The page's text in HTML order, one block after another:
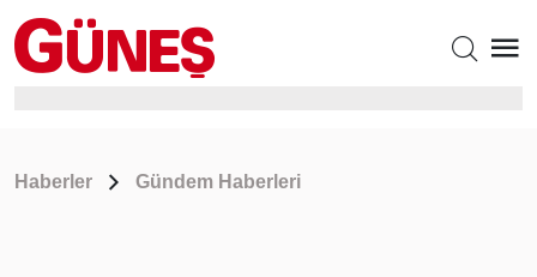
Haberler Gündem Haberleri